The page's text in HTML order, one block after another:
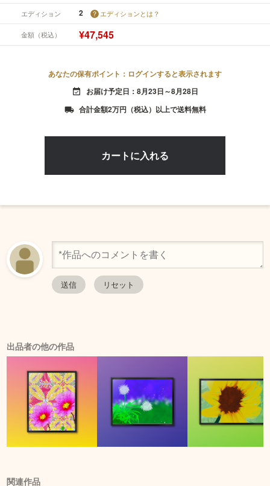
エディション 2 エディションとは？
金額（税込） ¥47,545
あなたの保有ポイント：ログインすると表示されます
event_available お届け予定日：8月23日～8月28日
local_shipping 合計金額2万円（税込）以上で送料無料
出品者の他の作品
関連作品